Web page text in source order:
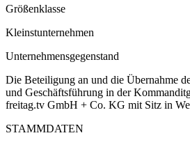
Größenklasse
Kleinstunternehmen
Unternehmensgegenstand
Die Beteiligung an und die Übernahme
und Geschäftsführung in der
freitag.tv GmbH + Co. KG mit Sitz in
STAMMDATEN